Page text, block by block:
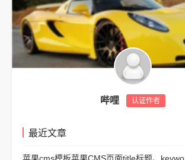
哔哩 认证作者
最近文章